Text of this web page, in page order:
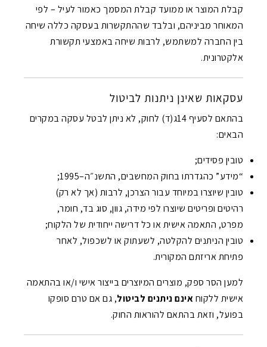
קבלת המוצר או ממועד קבלת המסמך כאמור לעיל – לפי
המאוחר מביניהם, ובלבד שההתקשרות בעסקה כללה שיחה
בין החברה למשתמש, לרבות שיחה באמצעי תקשורת
אלקטרונית.
עסקאות שאינן ניתנות לביטול
בהתאם לסעיף 14ג(ד) לחוק, לא ניתן לבטל עסקה במקרים
הבאים:
טובין פסידים;
“מידע” כהגדרתו בחוק המחשבים, התשנ״ה–1995;
טובין שיוצרו במיוחד עבור הצרכן, לרבות (אך לא רק)
רהיטים ופריטים שיוצרו לפי מידה, גוון, סוג בד, חומר,
מפרט, התאמה אישית או כל דרישה ייחודית של הלקוח;
טובין הניתנים להקלטה, לשעתוק או לשכפול, לאחר
פתיחת אריזתם המקורית.
למען הסר ספק, מוצרים המיוצרים בייצור אישי ו/או בהתאמה
אישית ללקוחאינם ניתנים לביטול, גם אם טרם סופקו
בפועל, וזאת בהתאם להוראות החוק.